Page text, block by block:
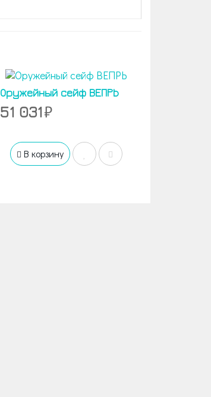
Оружейный сейф ВЕПРЬ
51 031
В корзину